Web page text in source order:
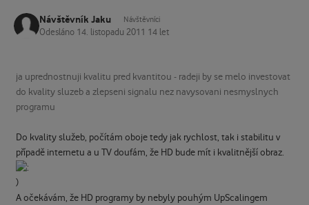
Návštěvník Jaku Návštěvníci
Odesláno 14. listopadu 2011 14 let
ja uprednostnuji kvalitu pred kvantitou - radeji by se melo investovat
do kvality sluzeb a zlepseni signalu nez navysovani nesmyslnych
programu
Do kvality služeb, počítám oboje tedy jak rychlost, tak i stabilitu v
případě internetu a u TV doufám, že HD bude mít i kvalitnější obraz.
A očekávám, že HD programy by nebyly pouhým UpScalingem